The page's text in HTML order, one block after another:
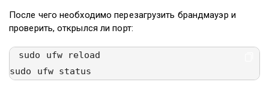
После чего необходимо перезагрузить брандмауэр и
проверить, открылся ли порт:
sudo ufw reload
sudo ufw status